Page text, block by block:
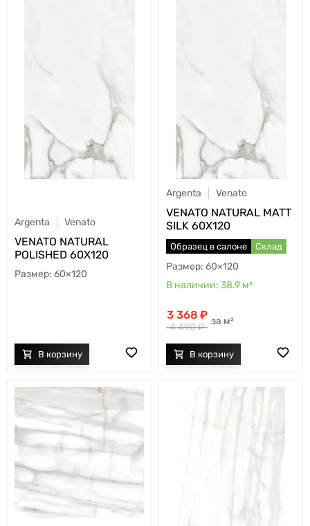
Argenta Venato
VENATO NATURAL
POLISHED 60X120
60×120
Argenta Venato
VENATO NATURAL MATT
SILK 60X120
Образец в салоне Склад
60×120
38.9 м²
3 368
4 490
м²